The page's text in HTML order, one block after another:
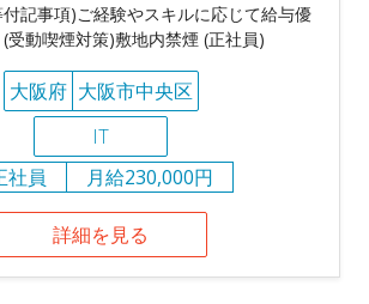
記事項)ご経験やスキルに応じて給与優
受動喫煙対策)敷地内禁煙 (正社員)
大阪府 大阪市中央区
IT
社員
月給230,000円
詳細を見る